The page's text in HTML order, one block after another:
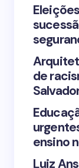
Your
Save
de
ensino
Luiz